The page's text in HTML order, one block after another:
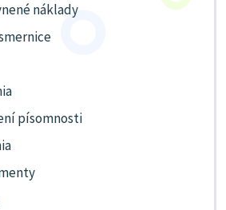
náklady
písomnosti